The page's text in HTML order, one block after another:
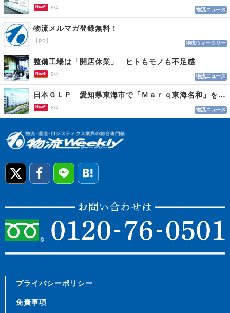
New!! 8/4 物流ニュース
物流メルマガ登録無料！
【PR】 物流ウィークリー
整備工場は「開店休業」 ヒトもモノも不足感
New!! 8/4 物流ニュース
日本ＧＬＰ 愛知県東海市で「Ｍａｒｑ東海名和」を開発
New!! 8/4 物流ニュース
プライバシーポリシー
免責事項